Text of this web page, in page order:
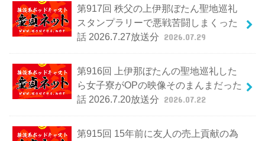
第917回 秩父の上伊那ぼたん聖地巡礼
スタンプラリーで悪戦苦闘しまくった
話 2026.7.27放送分 2026.07.29
第916回 上伊那ぼたんの聖地巡礼した
ら女子寮がOPの映像そのまんまだった
話 2026.7.20放送分 2026.07.22
第915回 15年前に友人の売上貢献の為